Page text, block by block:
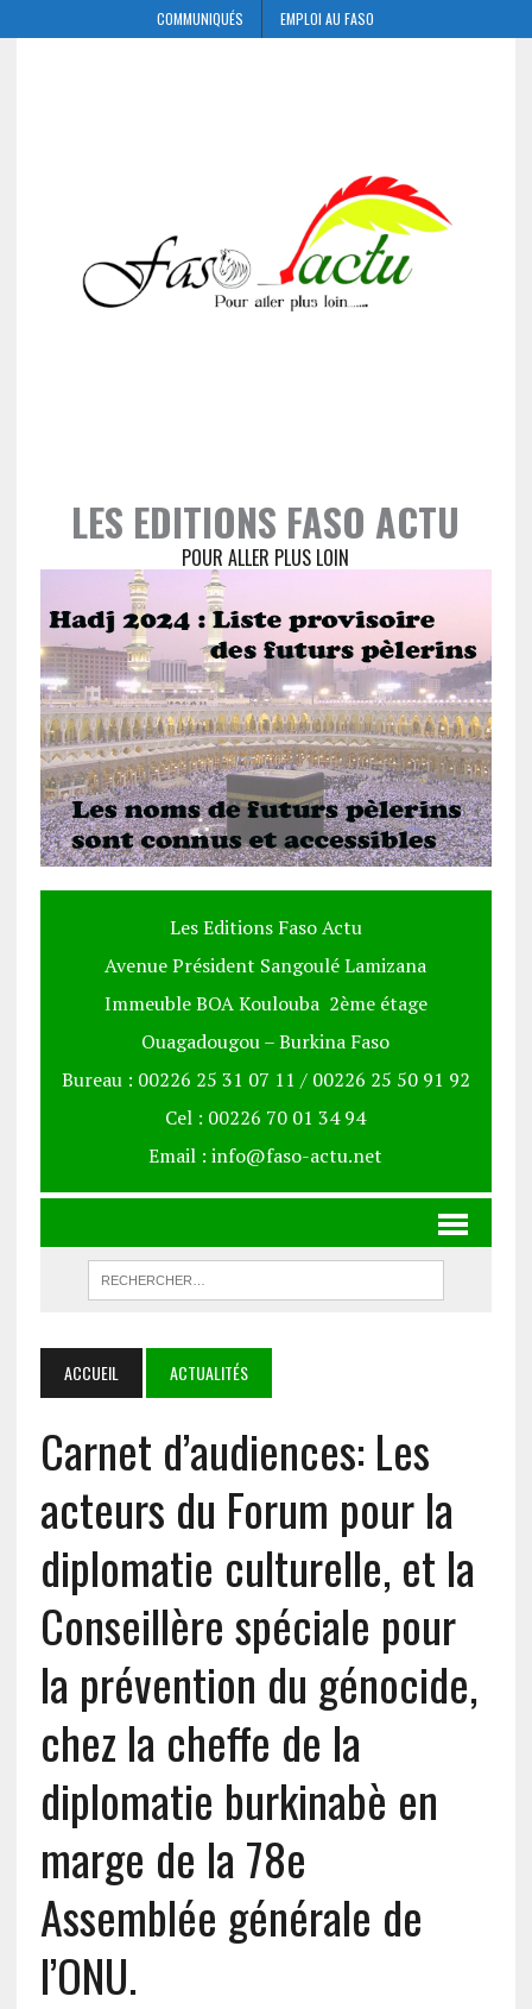
COMMUNIQUÉS EMPLOI AU FASO
LES EDITIONS FASO ACTU
POUR ALLER PLUS LOIN
Les Editions Faso Actu
Avenue Président Sangoulé Lamizana
Immeuble BOA Koulouba 2ème étage
Ouagadougou – Burkina Faso
Bureau : 00226 25 31 07 11 / 00226 25 50 91 92
Cel : 00226 70 01 34 94
Email : info@faso-actu.net
ACCUEIL ACTUALITÉS
Carnet d’audiences: Les
acteurs du Forum pour la
diplomatie culturelle, et la
Conseillère spéciale pour
la prévention du génocide,
chez la cheffe de la
diplomatie burkinabè en
marge de la 78e
Assemblée générale de
l’ONU.